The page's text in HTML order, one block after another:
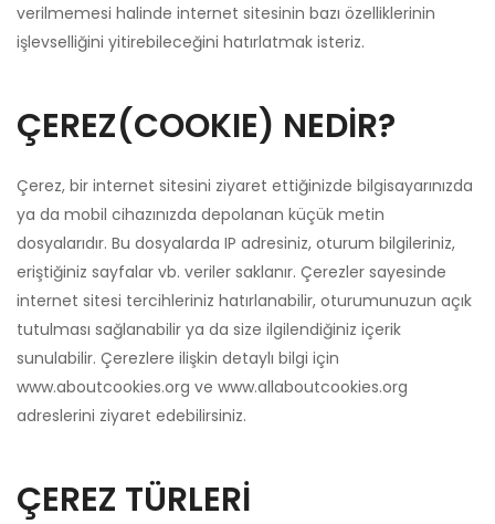
verilmemesi halinde internet sitesinin bazı özelliklerinin
işlevselliğini yitirebileceğini hatırlatmak isteriz.
ÇEREZ(COOKIE) NEDİR?
Çerez, bir internet sitesini ziyaret ettiğinizde bilgisayarınızda
ya da mobil cihazınızda depolanan küçük metin
dosyalarıdır. Bu dosyalarda IP adresiniz, oturum bilgileriniz,
eriştiğiniz sayfalar vb. veriler saklanır. Çerezler sayesinde
internet sitesi tercihleriniz hatırlanabilir, oturumunuzun açık
tutulması sağlanabilir ya da size ilgilendiğiniz içerik
sunulabilir. Çerezlere ilişkin detaylı bilgi için
www.aboutcookies.org ve www.allaboutcookies.org
adreslerini ziyaret edebilirsiniz.
ÇEREZ TÜRLERİ